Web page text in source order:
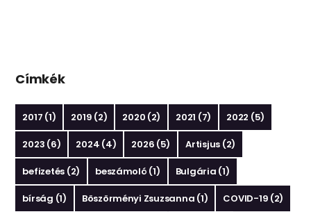
Címkék
2017 (1) 2019 (2) 2020 (2) 2021 (7) 2022 (5)
2023 (6) 2024 (4) 2026 (5) Artisjus (2)
befizetés (2) beszámoló (1) Bulgária (1)
bírság (1) Böszörményi Zsuzsanna (1) COVID-19 (2)